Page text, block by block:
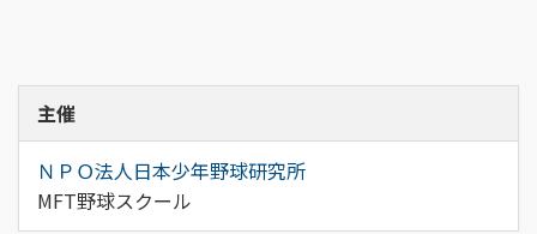
主催
ＮＰＯ法人日本少年野球研究所
MFT野球スクール